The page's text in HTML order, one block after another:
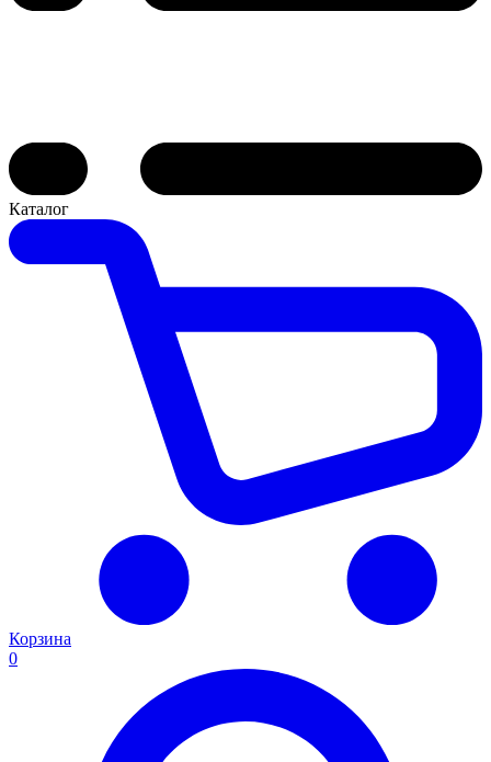
Каталог
Корзина
0